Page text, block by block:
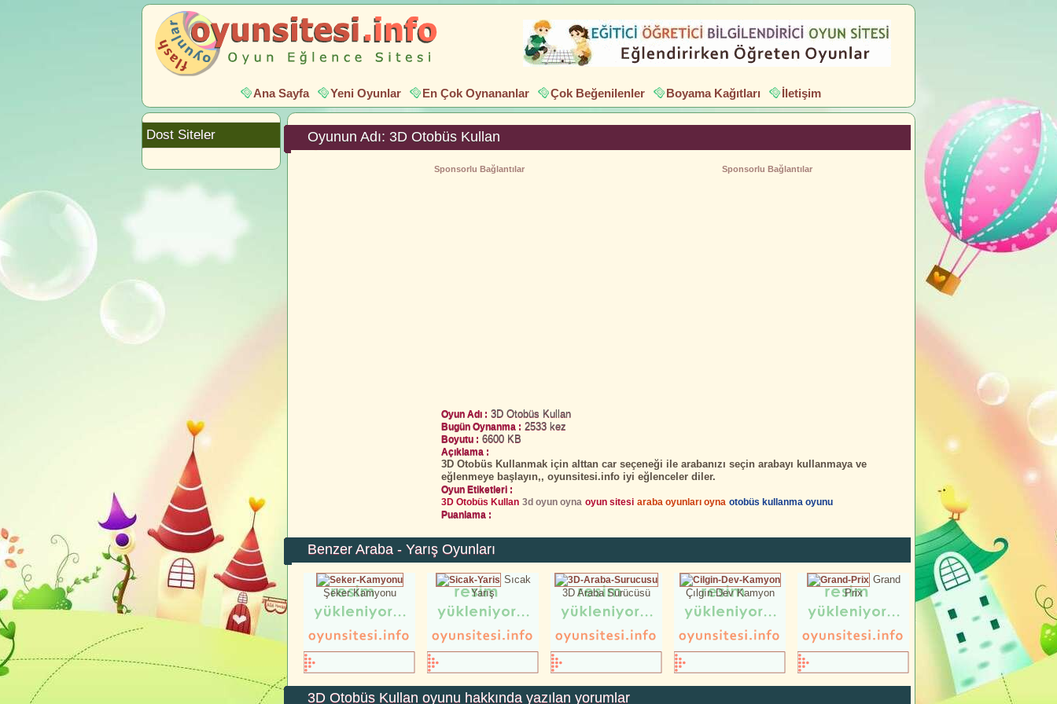
Ana Sayfa Yeni Oyunlar En Çok Oynananlar Çok Beğenilenler Boyama Kağıtları İletişim
Oyunun Adı: 3D Otobüs Kullan
Sponsorlu Bağlantılar
Sponsorlu Bağlantılar
Oyun Adı : 3D Otobüs Kullan
Bugün Oynanma : 2533 kez
Boyutu : 6600 KB
Açıklama :
3D Otobüs Kullanmak için alttan car seçeneği ile arabanızı seçin arabayı kullanmaya ve
eğlenmeye başlayın,, oyunsitesi.info iyi eğlenceler diler.
Oyun Etiketleri :
3D Otobüs Kullan 3d oyun oyna oyun sitesi araba oyunları oyna otobüs kullanma oyunu
Puanlama :
Benzer Araba - Yarış Oyunları
Şeker Kamyonu
Sıcak
Yarış
3D Araba Sürücüsü Çılgın Dev Kamyon
Grand
Prix
3D Otobüs Kullan oyunu hakkında yazılan yorumlar
Dost Siteler